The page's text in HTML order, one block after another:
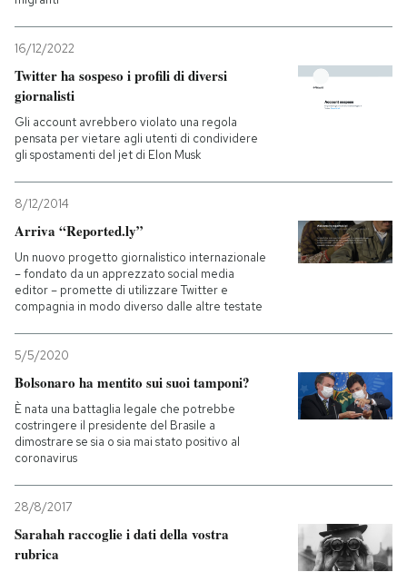
16/12/2022
Twitter ha sospeso i profili di diversi
giornalisti
Gli account avrebbero violato una regola
pensata per vietare agli utenti di condividere
gli spostamenti del jet di Elon Musk
8/12/2014
Arriva “Reported.ly”
Un nuovo progetto giornalistico internazionale
– fondato da un apprezzato social media
editor – promette di utilizzare Twitter e
compagnia in modo diverso dalle altre testate
5/5/2020
Bolsonaro ha mentito sui suoi tamponi?
È nata una battaglia legale che potrebbe
costringere il presidente del Brasile a
dimostrare se sia o sia mai stato positivo al
coronavirus
28/8/2017
Sarahah raccoglie i dati della vostra
rubrica